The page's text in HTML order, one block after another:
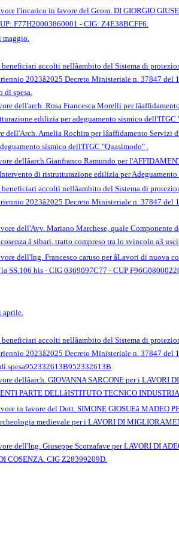
l'incarico in favore del Geom. DI GIORGIO
F77H20003860001 - CIG: Z4E38BCFF6.
accolti nellâambito del Sistema di
2023â2025 Decreto Ministeriale n. 37847 del
spesa.
dell'arch. Rosa Francesca Morelli per
edilizia per adeguamento sismico dell'ITGC
Amelia Rochira per lâaffidamento
sismico dell'ITGC "Quasimodo" .
dellâarch.Gianfranco Ramundo per
di ristrutturazione edilizia per
accolti nellâambito del Sistema di
2023â2025 Decreto Ministeriale n. 37847 del
dell'Avv. Mariano Marchese, quale Componente
â sibari. tratto compreso tra lo svincolo a3
dell'Ing. Francesco caruso per âLavori di nuova
SS.106 bis - CIG 0369097C77 - CUP
accolti nellâambito del Sistema di
2023â2025 Decreto Ministeriale n. 37847 del
spesa952332613B952332613B
dellâarch. GIOVANNA SARCONE per i
PARTE DELLâISTITUTO TECNICO
in favore del Dott. SIMONE GIOSUEâ
medievale per i LAVORI DI
dell'Ing. Giuseppe Scorzafave per LAVORI DI
DI COSENZA. CIG Z28399209D.